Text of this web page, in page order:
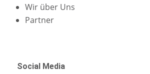
Wir über Uns
Partner
Social Media